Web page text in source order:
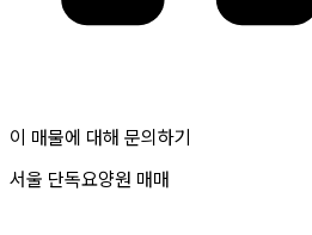
이 매물에 대해 문의하기
서울 단독요양원 매매